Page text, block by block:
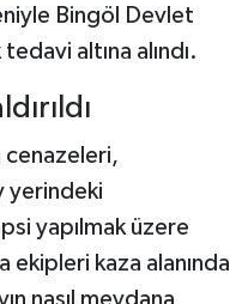
Bingöl Devlet
altına alındı.
cenazeleri,
yerindeki
yapılmak üzere
kaza alanında
nasıl meydana